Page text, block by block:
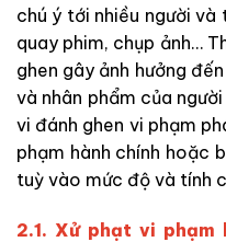
chú ý tới nhiều người
quay phim, chụp ảnh…
ghen gây ảnh hưởng
và nhân phẩm của
vi đánh ghen vi phạm
phạm hành chính hoặc
tuỳ vào mức độ và tính
2.1. Xử phạt vi phạm